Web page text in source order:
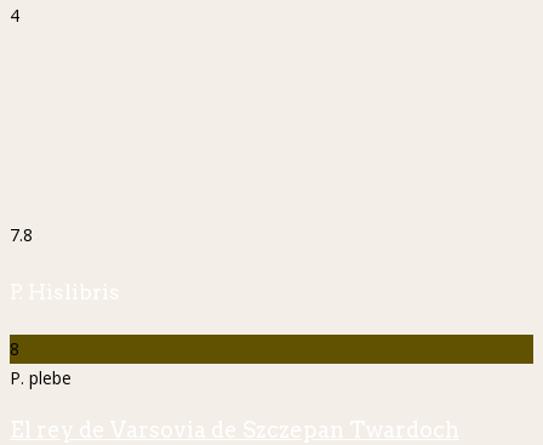
4
7.8
P. Hislibris
8
P. plebe
El rey de Varsovia de Szczepan Twardoch